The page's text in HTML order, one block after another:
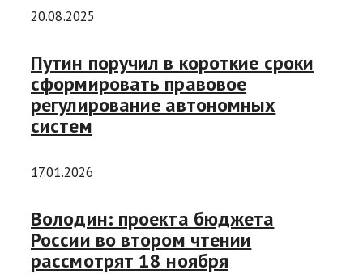
20.08.2025
Путин поручил в короткие сроки
сформировать правовое
регулирование автономных
систем
17.01.2026
Володин: проекта бюджета
России во втором чтении
рассмотрят 18 ноября